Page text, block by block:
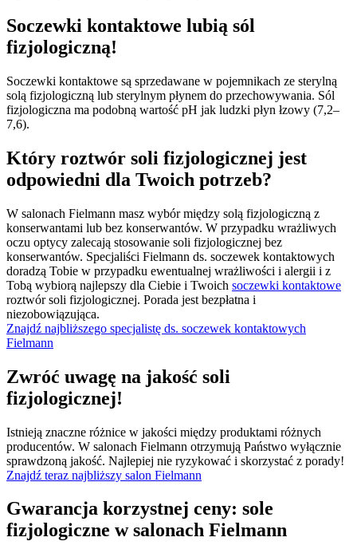
Soczewki kontaktowe lubią sól
fizjologiczną!
Soczewki kontaktowe są sprzedawane w pojemnikach ze sterylną
solą fizjologiczną lub sterylnym płynem do przechowywania. Sól
fizjologiczna ma podobną wartość pH jak ludzki płyn łzowy (7,2–
7,6).
Który roztwór soli fizjologicznej jest
odpowiedni dla Twoich potrzeb?
W salonach Fielmann masz wybór między solą fizjologiczną z
konserwantami lub bez konserwantów. W przypadku wrażliwych
oczu optycy zalecają stosowanie soli fizjologicznej bez
konserwantów. Specjaliści Fielmann ds. soczewek kontaktowych
doradzą Tobie w przypadku ewentualnej wrażliwości i alergii i z
Tobą wybiorą najlepszy dla Ciebie i Twoich soczewki kontaktowe
roztwór soli fizjologicznej. Porada jest bezpłatna i
niezobowiązująca.
Znajdź najbliższego specjalistę ds. soczewek kontaktowych
Fielmann
Zwróć uwagę na jakość soli
fizjologicznej!
Istnieją znaczne różnice w jakości między produktami różnych
producentów. W salonach Fielmann otrzymują Państwo wyłącznie
sprawdzoną jakość. Najlepiej nie ryzykować i skorzystać z porady!
Znajdź teraz najbliższy salon Fielmann
Gwarancja korzystnej ceny: sole
fizjologiczne w salonach Fielmann